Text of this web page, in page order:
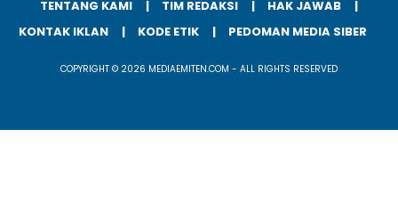
TENTANG KAMI TIM REDAKSI
HAK JAWAB
KONTAK IKLAN
KODE ETIK PEDOMAN MEDIA SIBER
COPYRIGHT © 2026 MEDIAEMITEN.COM - ALL RIGHTS RESERVED